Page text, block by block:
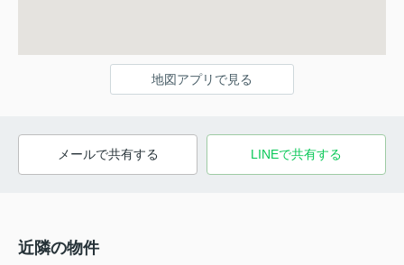
地図アプリで見る
メールで共有する LINEで共有する
近隣の物件